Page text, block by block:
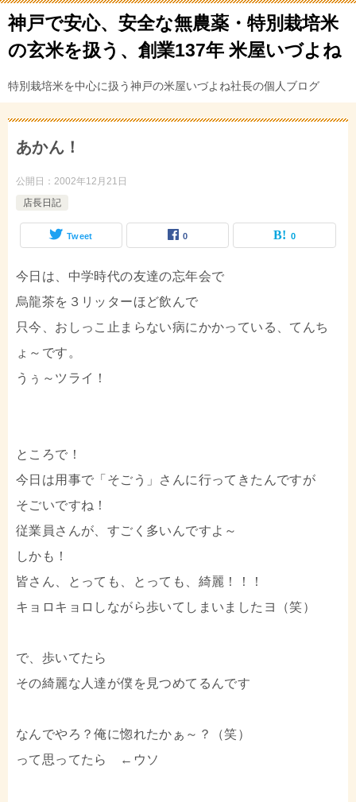
神戸で安心、安全な無農薬・特別栽培米
の玄米を扱う、創業137年 米屋いづよね
特別栽培米を中心に扱う神戸の米屋いづよね社長の個人ブログ
あかん！
公開日： 2002年12月21日
店長日記
Tweet 0 0
今日は、中学時代の友達の忘年会で
烏龍茶を３リッターほど飲んで
只今、おしっこ止まらない病にかかっている、てんち
ょ～です。
うぅ～ツライ！
ところで！
今日は用事で「そごう」さんに行ってきたんですが
そごいですね！
従業員さんが、すごく多いんですよ～
しかも！
皆さん、とっても、とっても、綺麗！！！
キョロキョロしながら歩いてしまいましたヨ（笑）
で、歩いてたら
その綺麗な人達が僕を見つめてるんです
なんでやろ？俺に惚れたかぁ～？（笑）
って思ってたら ←ウソ